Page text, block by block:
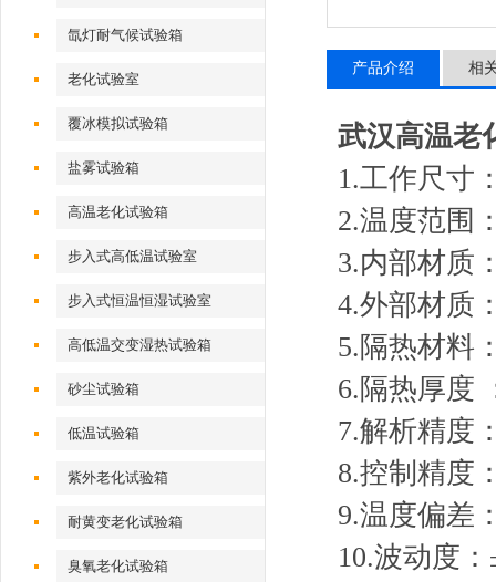
氙灯耐气候试验箱
老化试验室
覆冰模拟试验箱
盐雾试验箱
高温老化试验箱
步入式高低温试验室
步入式恒温恒湿试验室
高低温交变湿热试验箱
砂尘试验箱
低温试验箱
紫外老化试验箱
耐黄变老化试验箱
臭氧老化试验箱
产品介绍 相
武汉高温老
1.工作尺寸
2.温度范围
3.内部材质
4.外部材质
5.隔热材料
6.隔热厚度
7.解析精度
8.控制精度
9.温度偏差
10.波动度